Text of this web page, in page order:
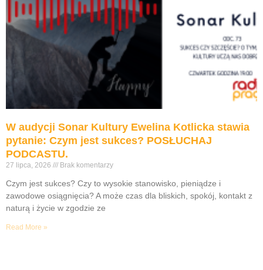
W audycji Sonar Kultury Ewelina Kotlicka stawia
pytanie: Czym jest sukces? POSŁUCHAJ
PODCASTU.
27 lipca, 2026 Brak komentarzy
Czym jest sukces? Czy to wysokie stanowisko, pieniądze i
zawodowe osiągnięcia? A może czas dla bliskich, spokój, kontakt z
naturą i życie w zgodzie ze
Read More »